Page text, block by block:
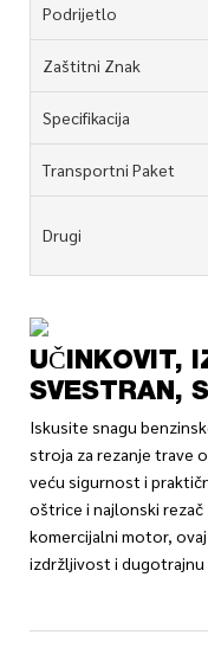
Podrijetlo
Zaštitni Znak
Specifikacija
Transportni Paket
Drugi
UČINKOVIT,
SVESTRAN,
Iskusite snagu
stroja za rezanje trave
veću sigurnost i
oštrice i najlonski
komercijalni motor,
izdržljivost i